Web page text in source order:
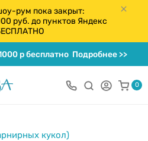
рум пока закрыт:
руб. до пунктов Яндекс
р бесплатноПодробнее >>
0
кукол)